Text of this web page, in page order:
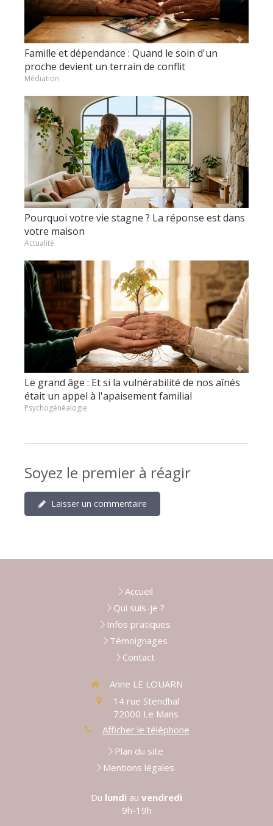
Famille et dépendance : Quand le soin d'un
proche devient un terrain de conflit
Médiation
Pourquoi votre vie stagne ? La réponse est dans
votre maison
Actualité
Le grand âge : Et si la vulnérabilité de nos aînés
était un appel à l'apaisement familial
Psychogénéalogie
Soyez le premier à réagir
Laisser un commentaire
Accueil
Qui suis-je ?
Infos pratiques
Témoignages
Contact
Anne LE LOUARN
14 rue Stendhal
72000 Le Mans
Afficher le téléphone
Plan du site
Mentions légales
Du lundi au vendredi
9h-19h